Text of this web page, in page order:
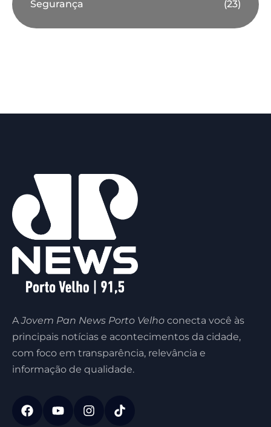
Segurança (23)
AJovem Pan News Porto Velho conecta você às
principais notícias e acontecimentos da cidade,
com foco em transparência, relevância e
informação de qualidade.